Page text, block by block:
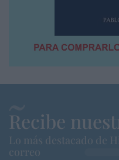
Recibe
Lo más destacado de
correo